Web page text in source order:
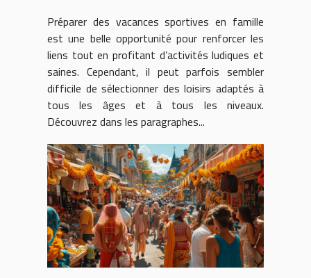
?
Préparer des vacances sportives en famille
est une belle opportunité pour renforcer les
liens tout en profitant d’activités ludiques et
saines. Cependant, il peut parfois sembler
difficile de sélectionner des loisirs adaptés à
tous les âges et à tous les niveaux.
Découvrez dans les paragraphes...